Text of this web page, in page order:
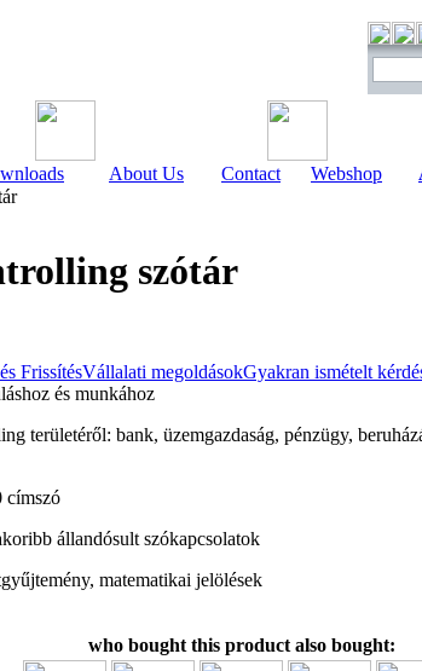
About Us Contact Webshop
szótár
FrissítésVállalati megoldásokGyakran ismételt
és munkához
területéről: bank, üzemgazdaság, pénzügy,
címszó
állandósult szókapcsolatok
matematikai jelölések
who bought this product also bought: